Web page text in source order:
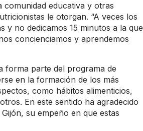
comunidad educativa y otras
le otorgan. “A veces los
y no dedicamos 15 minutos a la que
concienciamos y aprendemos
forma parte del programa de
en la formación de los más
como hábitos alimenticios,
En este sentido ha agradecido
su empeño en que estas